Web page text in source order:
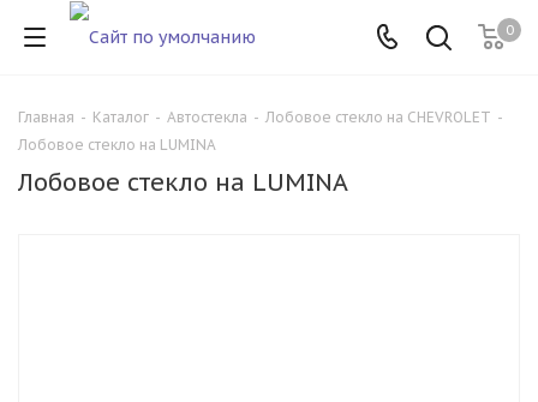
0
Главная - Каталог - Автостекла - Лобовое стекло на CHEVROLET -
Лобовое стекло на LUMINA
Лобовое стекло на LUMINA